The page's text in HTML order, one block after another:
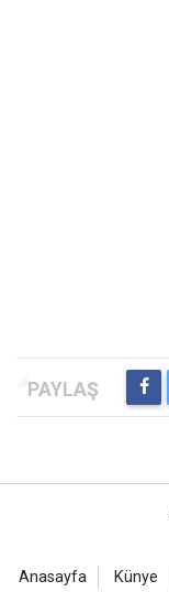
Anasayfa Künye